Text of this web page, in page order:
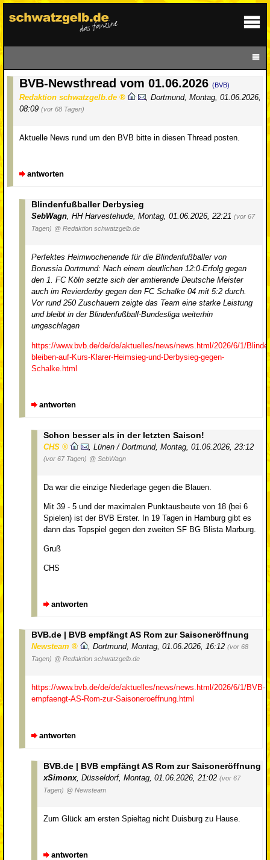
BVB-Newsthread vom 01.06.2026 (BVB)
Redaktion schwatzgelb.de , Dortmund, Montag, 01.06.2026,
08:09 (vor 68 Tagen)
Aktuelle News rund um den BVB bitte in diesen Thread posten.
antworten
Blindenfußballer Derbysieg
SebWagn, HH Harvestehude, Montag, 01.06.2026, 22:21 (vor 67
Tagen) @ Redaktion schwatzgelb.de
Perfektes Heimwochenende für die Blindenfußballer von
Borussia Dortmund: Nach einem deutlichen 12:0-Erfolg gegen
den 1. FC Köln setzte sich der amtierende Deutsche Meister
auch im Revierderby gegen den FC Schalke 04 mit 5:2 durch.
Vor rund 250 Zuschauern zeigte das Team eine starke Leistung
und bleibt in der Blindenfußball-Bundesliga weiterhin
ungeschlagen
https://www.bvb.de/de/de/aktuelles/news/news.html/2026/6/1/
bleiben-auf-Kurs-Klarer-Heimsieg-und-Derbysieg-gegen-
Schalke.html
antworten
Schon besser als in der letzten Saison!
CHS Lünen / Dortmund, Montag, 01.06.2026, 23:12
(vor 67 Tagen) @ SebWagn
Da war die einzige Niederlage gegen die Blauen.
Mit 39 - 5 und der maximalen Punktausbeute von 18 (bei 6
Spielen) ist der BVB Erster. In 19 Tagen in Hamburg gibt es
dann das Topspiel gegen den zweiten SF BG Blista Marburg.
Gruß
CHS
antworten
BVB.de | BVB empfängt AS Rom zur Saisoneröffnung
Newsteam , Dortmund, Montag, 01.06.2026, 16:12 (vor 68
Tagen) @ Redaktion schwatzgelb.de
https://www.bvb.de/de/de/aktuelles/news/news.html/2026/6/1/BVB-
empfaengt-AS-Rom-zur-Saisoneroeffnung.html
antworten
BVB.de | BVB empfängt AS Rom zur Saisoneröffnung
xSimonx, Düsseldorf, Montag, 01.06.2026, 21:02 (vor 67
Tagen) @ Newsteam
Zum Glück am ersten Spieltag nicht Duisburg zu Hause.
antworten